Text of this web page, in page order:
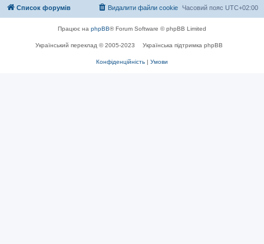
Список форумів Часовий пояс UTC+02:00
Видалити файли cookie
Працює на phpBB® Forum Software © phpBB Limited
Український переклад © 2005-2023 Українська підтримка phpBB
Конфіденційність | Умови